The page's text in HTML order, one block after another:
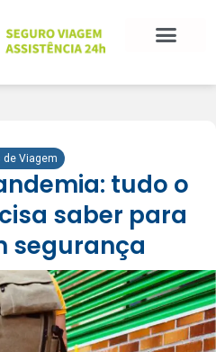
de Viagem
tudo o
saber para
segurança